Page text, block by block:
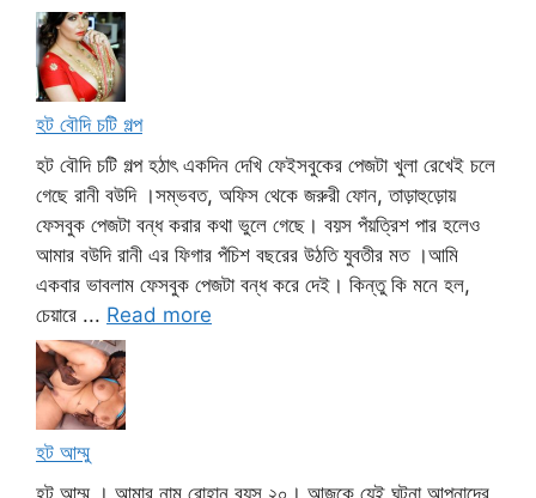
হট বৌদি চটি গল্প
হট বৌদি চটি গল্প হঠাৎ একদিন দেখি ফেইসবুকের পেজটা খুলা রেখেই চলে
গেছে রানী বউদি ।সম্ভবত, অফিস থেকে জরুরী ফোন, তাড়াহুড়োয়
ফেসবুক পেজটা বন্ধ করার কথা ভুলে গেছে। বয়স পঁয়ত্রিশ পার হলেও
আমার বউদি রানী এর ফিগার পঁচিশ বছরের উঠতি যুবতীর মত ।আমি
একবার ভাবলাম ফেসবুক পেজটা বন্ধ করে দেই। কিন্তু কি মনে হল,
চেয়ারে ... Read more
হট আম্মু
হট আম্মু । আমার নাম রোহান বয়স ২০। আজকে যেই ঘটনা আপনাদের